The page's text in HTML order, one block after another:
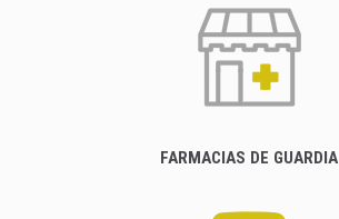
FARMACIAS DE GUARDIA